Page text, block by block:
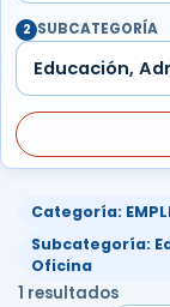
2 SUBCATEGORÍA
Educación,
Categoría:
Subcategoría:
Oficina
1 resultados